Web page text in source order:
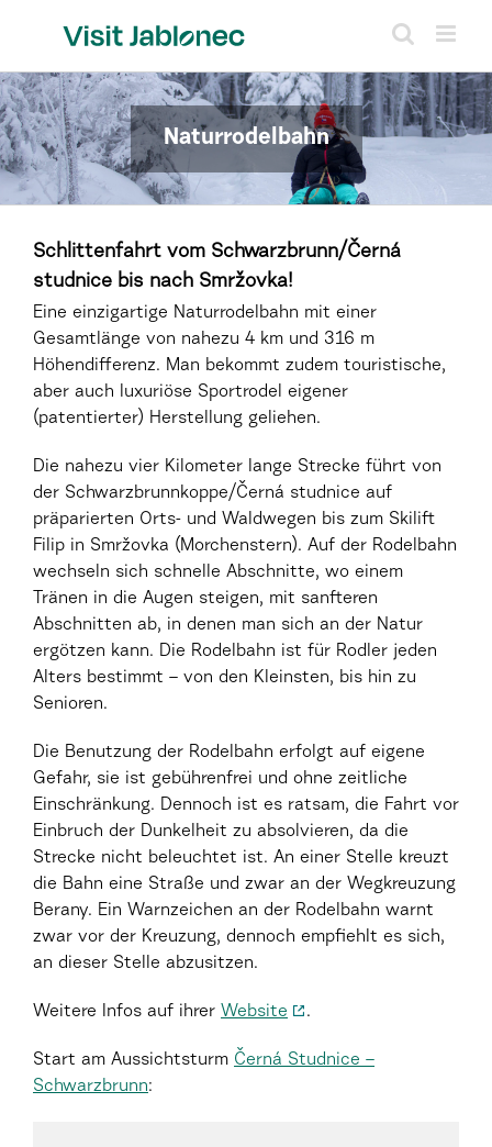
Naturrodelbahn
Schlittenfahrt vom Schwarzbrunn/Černá
studnice bis nach Smržovka!
Eine einzigartige Naturrodelbahn mit einer
Gesamtlänge von nahezu 4 km und 316 m
Höhendifferenz. Man bekommt zudem touristische,
aber auch luxuriöse Sportrodel eigener
(patentierter) Herstellung geliehen.
Die nahezu vier Kilometer lange Strecke führt von
der Schwarzbrunnkoppe/Černá studnice auf
präparierten Orts- und Waldwegen bis zum Skilift
Filip in Smržovka (Morchenstern). Auf der Rodelbahn
wechseln sich schnelle Abschnitte, wo einem
Tränen in die Augen steigen, mit sanfteren
Abschnitten ab, in denen man sich an der Natur
ergötzen kann. Die Rodelbahn ist für Rodler jeden
Alters bestimmt – von den Kleinsten, bis hin zu
Senioren.
Die Benutzung der Rodelbahn erfolgt auf eigene
Gefahr, sie ist gebührenfrei und ohne zeitliche
Einschränkung. Dennoch ist es ratsam, die Fahrt vor
Einbruch der Dunkelheit zu absolvieren, da die
Strecke nicht beleuchtet ist. An einer Stelle kreuzt
die Bahn eine Straße und zwar an der Wegkreuzung
Berany. Ein Warnzeichen an der Rodelbahn warnt
zwar vor der Kreuzung, dennoch empfiehlt es sich,
an dieser Stelle abzusitzen.
Weitere Infos auf ihrer Website .
Start am Aussichtsturm Černá Studnice –
Schwarzbrunn: